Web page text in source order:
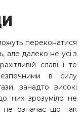
переконатися
але далеко не усі з
славі і те
в силу
занадто високі
них зрозуміло не
не означає що так